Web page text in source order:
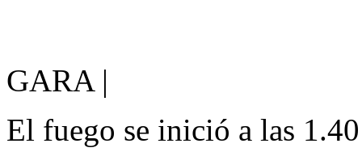
GARA |
El fuego se inició a las